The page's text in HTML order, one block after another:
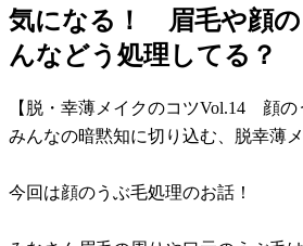
気になる！ 眉毛や顔
んなどう処理してる？
【脱・幸薄メイクのコツVol.14 顔の
みんなの暗黙知に切り込む、脱幸薄
今回は顔のうぶ毛処理のお話！